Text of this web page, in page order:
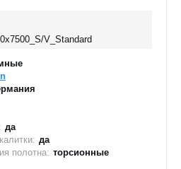
V_Standard
да
да
полотна: торсионные